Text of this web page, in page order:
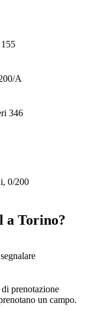
A
346
0/200
a Torino?
prenotazione
un campo.